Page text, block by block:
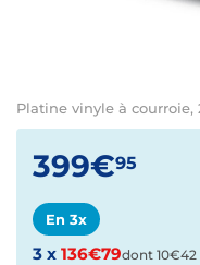
Platine vinyle à courroie,
399€95
En 3x
3 x 136€79dont 10€42